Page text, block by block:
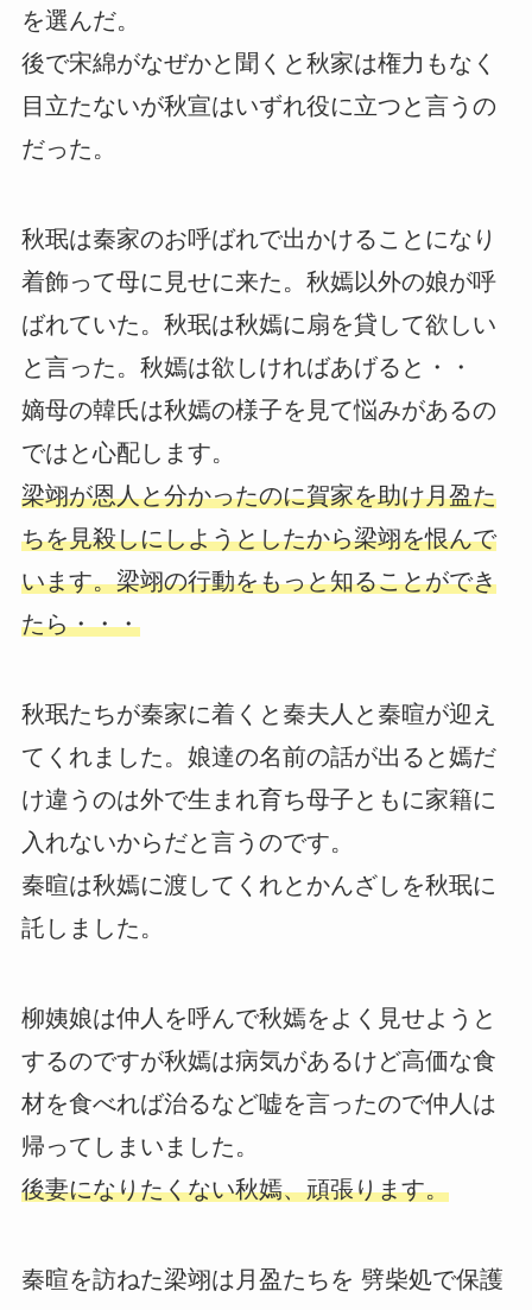
を選んだ。
後で宋綿がなぜかと聞くと秋家は権力もなく
目立たないが秋宣はいずれ役に立つと言うの
だった。
秋珉は秦家のお呼ばれで出かけることになり
着飾って母に見せに来た。秋嫣以外の娘が呼
ばれていた。秋珉は秋嫣に扇を貸して欲しい
と言った。秋嫣は欲しければあげると・・
嫡母の韓氏は秋嫣の様子を見て悩みがあるの
ではと心配します。
梁翊が恩人と分かったのに賀家を助け月盈た
ちを見殺しにしようとしたから梁翊を恨んで
います。梁翊の行動をもっと知ることができ
たら・・・
秋珉たちが秦家に着くと秦夫人と秦暄が迎え
てくれました。娘達の名前の話が出ると嫣だ
け違うのは外で生まれ育ち母子ともに家籍に
入れないからだと言うのです。
秦暄は秋嫣に渡してくれとかんざしを秋珉に
託しました。
柳姨娘は仲人を呼んで秋嫣をよく見せようと
するのですが秋嫣は病気があるけど高価な食
材を食べれば治るなど嘘を言ったので仲人は
帰ってしまいました。
後妻になりたくない秋嫣、頑張ります。
秦暄を訪ねた梁翊は月盈たちを 劈柴処で保護